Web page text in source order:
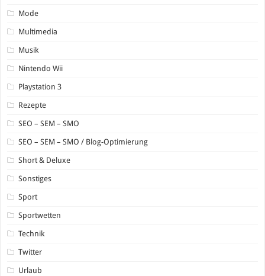
Mode
Multimedia
Musik
Nintendo Wii
Playstation 3
Rezepte
SEO – SEM – SMO
SEO – SEM – SMO / Blog-Optimierung
Short & Deluxe
Sonstiges
Sport
Sportwetten
Technik
Twitter
Urlaub